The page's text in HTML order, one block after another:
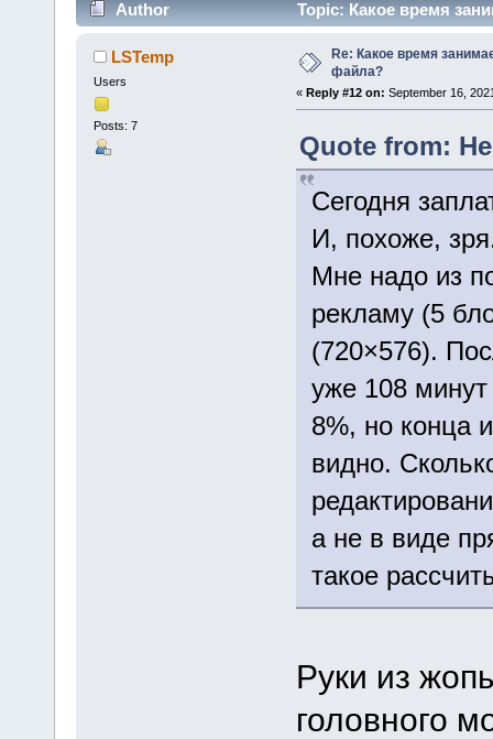
Author Topic: Какое время
LSTemp
Users
Posts: 7
Re: Какое время
файла?
« Reply #12 on: September 16,
Quote from:
Сегодня
И, похоже,
Мне надо из
рекламу (5
(720×576).
уже 108
8%, но конца
видно.
а не в виде
такое
Руки из
головного